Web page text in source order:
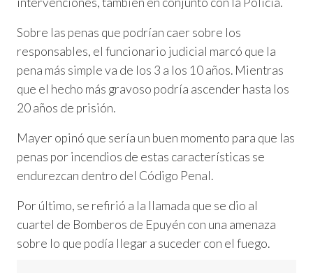
Sobre las penas que podrían caer sobre los
responsables, el funcionario judicial marcó que la
pena más simple va de los 3 a los 10 años. Mientras
que el hecho más gravoso podría ascender hasta los
20 años de prisión.
Mayer opinó que sería un buen momento para que las
penas por incendios de estas características se
endurezcan dentro del Código Penal.
Por último, se refirió a la llamada que se dio al
cuartel de Bomberos de Epuyén con una amenaza
sobre lo que podía llegar a suceder con el fuego.